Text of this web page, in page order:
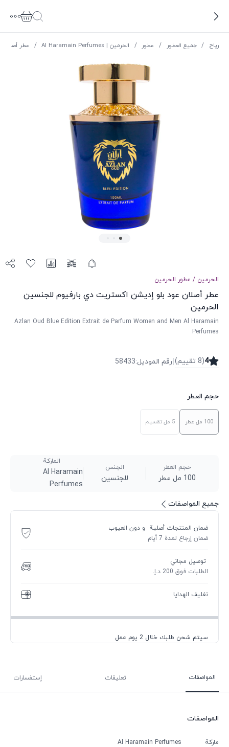
ریاح / جميع العطور / عطور / الحرمين | Al Haramain Perfumes / عطر أصلان
الحرمين / عطور الحرمين
عطر أصلان عود بلو إديشن اكستريت دي بارفيوم للجنسين
الحرمين
Azlan Oud Blue Edition Extrait de Parfum Women and Men Al Haramain
Perfumes
4
(
8 تقییم)
|رقم الموديل:
58433
حجم العطر
100 مل عطر 5 مل تقسيم
حجم العطر
100 مل عطر
الجنس
للجنسين
الماركة
Al Haramain
Perfumes
جميع المواصفات
ضمان المنتجات أصلية و دون العيوب
ضمان إرجاع لمدة 7 أيام
توصيل مجاني
الطلبات فوق 200 د.إ.
تغليف الهدايا
سيتم شحن طلبك خلال 2 يوم عمل
المواصفات تعليقات إستفسارات
المواصفات
ماركة Al Haramain Perfumes